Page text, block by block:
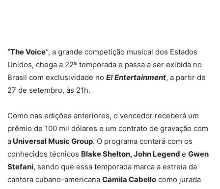
“The Voice“, a grande competição musical dos Estados
Unidos, chega a 22ª temporada e passa a ser exibida no
Brasil com exclusividade no E! Entertainment, a partir de
27 de setembro, às 21h.
Como nas edições anteriores, o vencedor receberá um
prêmio de 100 mil dólares e um contrato de gravação com
a Universal Music Group. O programa contará com os
conhecidos técnicos Blake Shelton, John Legend e Gwen
Stefani, sendo que essa temporada marca a estreia da
cantora cubano-americana Camila Cabello como jurada